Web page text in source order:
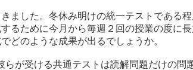
ました。冬休み明けの統一テストである
るために今月から毎週２回の授業の度に長
どのような成果が出るでしょうか。
が受ける共通テストは読解問題だけの問